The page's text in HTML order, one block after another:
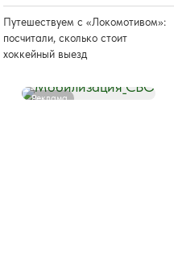
Путешествуем с «Локомотивом»:
посчитали, сколько стоит
хоккейный выезд
Реклама